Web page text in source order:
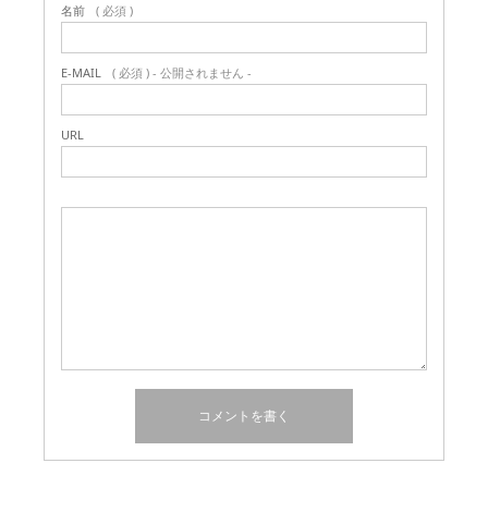
名前 ( 必須 )
E-MAIL ( 必須 ) - 公開されません -
URL